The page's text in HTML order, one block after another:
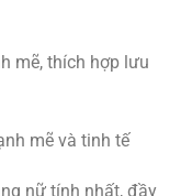
mẽ, thích hợp lưu
mẽ và tinh tế
nữ tính nhất, đầy